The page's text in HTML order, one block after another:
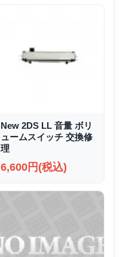
New 2DS LL 音量 ボリ
ュームスイッチ 交換修
理
6,600円(税込)